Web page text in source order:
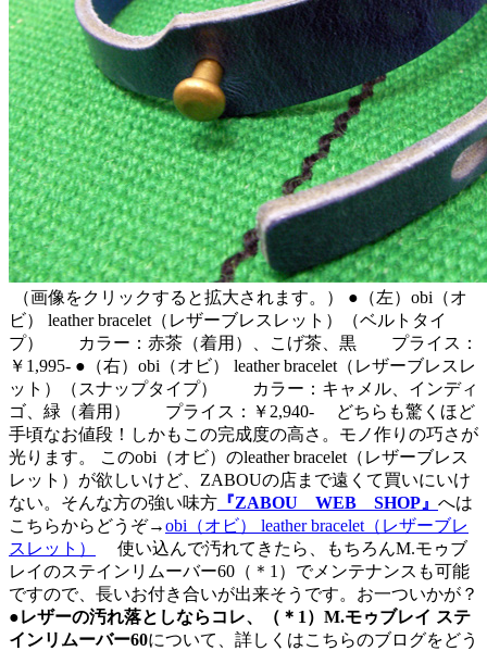
（画像をクリックすると拡大されます。） ●（左）obi（オ
ビ） leather bracelet（レザーブレスレット）（ベルトタイ
プ） カラー：赤茶（着用）、こげ茶、黒 プライス：
￥1,995- ●（右）obi（オビ） leather bracelet（レザーブレスレ
ット）（スナップタイプ） カラー：キャメル、インディ
ゴ、緑（着用） プライス：￥2,940- どちらも驚くほど
手頃なお値段！しかもこの完成度の高さ。モノ作りの巧さが
光ります。 このobi（オビ）のleather bracelet（レザーブレス
レット）が欲しいけど、ZABOUの店まで遠くて買いにいけ
ない。そんな方の強い味方 『ZABOU WEB SHOP』 へは
こちらからどうぞ→obi（オビ） leather bracelet（レザーブレ
スレット）
使い込んで汚れてきたら、もちろんM.モゥブ
レイのステインリムーバー60（＊1）でメンテナンスも可能
ですので、長いお付き合いが出来そうです。お一ついかが？
●レザーの汚れ落としならコレ、（＊1）M.モゥブレイ ステ
インリムーバー60について、詳しくはこちらのブログをどう